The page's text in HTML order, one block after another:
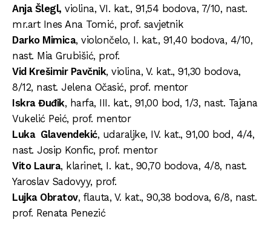
Anja Šlegl, violina, VI. kat., 91,54 bodova, 7/10, nast.
mr.art Ines Ana Tomić, prof. savjetnik
Darko Mimica, violončelo, I. kat., 91,40 bodova, 4/10,
nast. Mia Grubišić, prof.
Vid Krešimir Pavčnik, violina, V. kat., 91,30 bodova,
8/12, nast. Jelena Očasić, prof. mentor
Iskra Đuđik, harfa, III. kat., 91,00 bod, 1/3, nast. Tajana
Vukelić Peić, prof. mentor
Luka Glavendekić, udaraljke, IV. kat., 91,00 bod, 4/4,
nast. Josip Konfic, prof. mentor
Vito Laura, klarinet, I. kat., 90,70 bodova, 4/8, nast.
Yaroslav Sadovyy, prof.
Lujka Obratov, flauta, V. kat., 90,38 bodova, 6/8, nast.
prof. Renata Penezić